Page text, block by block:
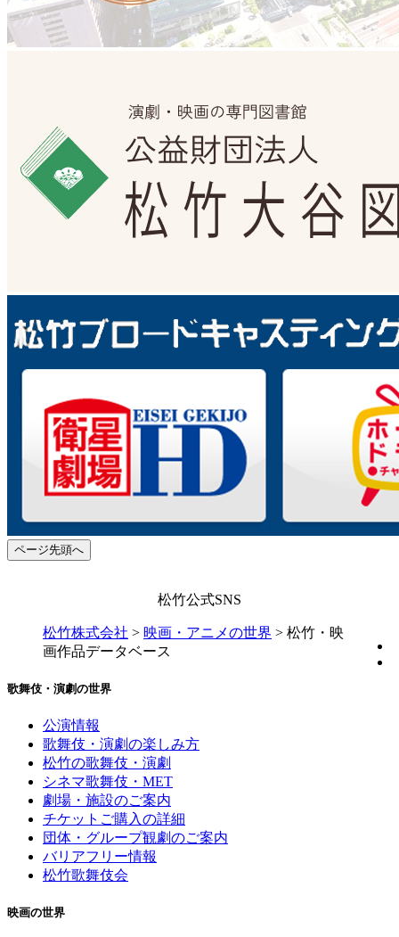
ページ先頭へ
松竹公式SNS
松竹株式会社 > 映画・アニメの世界 > 松竹・映
画作品データベース
歌舞伎・演劇の世界
公演情報
歌舞伎・演劇の楽しみ方
松竹の歌舞伎・演劇
シネマ歌舞伎・MET
劇場・施設のご案内
チケットご購入の詳細
団体・グループ観劇のご案内
バリアフリー情報
松竹歌舞伎会
映画の世界